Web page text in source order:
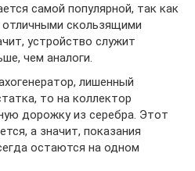
самой популярной, так как
скользящими
устройство служит
чем аналоги.
лишенный
то на коллектор
дорожку из серебра. Этот
а значит, показания
остаются на одном